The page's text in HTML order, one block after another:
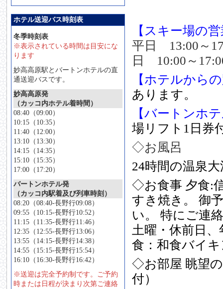
【スキー場の
平日 13:00～
日 10:00～
【ホテルから
あります。
【バートンホ
場リフト1日
◇お風呂
24時間の温泉
◇お食事 夕食:
すき焼き。
御
い。
特にご連
土曜・休前日
食：和食バイ
◇お部屋 眺望
付）
ホテル送迎バス時刻表
冬季時刻表
※表示されている時間は目安にな
ります
妙高高原駅とバートンホテルの直
通送迎バスです。
妙高高原発
（カッコ内ホテル着時間）
08:40（09:00）
10:15（10:35）
11:40（12:00）
13:10（13:30）
14:15（14:35）
15:10（15:35）
17:00（17:20）
バートンホテル発
（カッコ内駅着及び列車時刻）
08:20（08:40-長野行09:08）
09:55（10:15-長野行10:52）
11:15（11:35-長野行11:46）
12:35（12:55-長野行13:06）
13:55（14:15-長野行14:38）
14:55（15:15-長野行15:54）
16:10（16:30-長野行16:42）
※送迎は完全予約制です。ご予約
時または日程が決まり次第ご連絡